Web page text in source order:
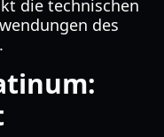
die technischen
des